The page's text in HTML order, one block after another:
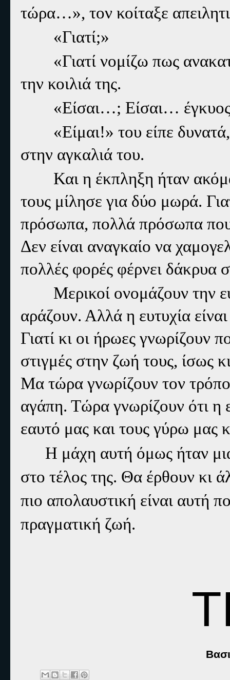
τώρα…», τον κοίταξε
«Γιατί;»
«Γιατί νομίζω πως
την κοιλιά της.
«Είσαι…; Είσαι…
«Είμαι!» του είπε δυνατά,
στην αγκαλιά του.
Και η έκπληξη ήταν ακόμα
τους μίλησε για δύο μωρά.
πρόσωπα, πολλά πρόσωπα που
Δεν είναι αναγκαίο να
πολλές φορές φέρνει δάκρυα
Μερικοί ονομάζουν την
αράζουν. Αλλά η ευτυχία
Γιατί κι οι ήρωες γνωρίζουν
στιγμές στην ζωή τους, ίσως
Μα τώρα γνωρίζουν τον
αγάπη. Τώρα γνωρίζουν ότι η
εαυτό μας και τους γύρω μας
Η μάχη αυτή όμως ήταν
στο τέλος της. Θα έρθουν κι
πιο απολαυστική είναι αυτή
πραγματική ζωή.